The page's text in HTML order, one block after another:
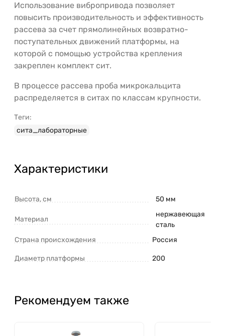
Использование вибропривода позволяет
повысить производительность и эффективность
рассева за счет прямолинейных возвратно-
поступательных движений платформы, на
которой c помощью устройства крепления
закреплен комплект сит.
В процессе рассева проба микрокальцита
распределяется в ситах по классам крупности.
Теги:
сита_лабораторные
Характеристики
Высота, см 50 мм
Материал
нержавеющая
сталь
Страна происхождения
Россия
Диаметр платформы 200
Рекомендуем также